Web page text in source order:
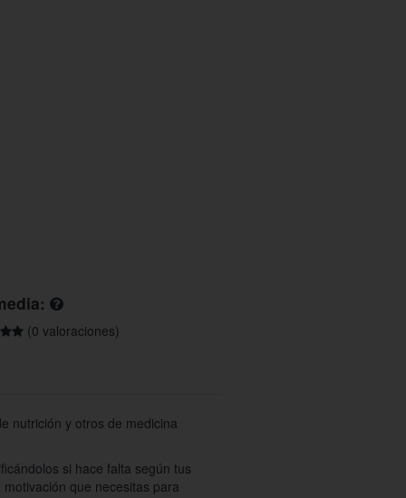
(0 valoraciones)
nutrición y otros de medicina
si hace falta según tus
que necesitas para